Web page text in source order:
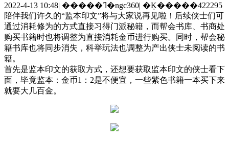
2022-4-13 10:48| �����ߣ�ngc360| �Ķ�����422295
陪伴我们许久的“监本印文”将与大家说再见啦！后续侠士们可
通过消耗修为的方式直接习得门派秘籍，而帮会书库、书商处
购买书籍时也将调整为直接消耗金币进行购买。同时，帮会秘
籍书库也将同步消失，科举玩法也调整为产出侠士未阅读的书
籍。
首先是监本印文的获取方式，还想要获取监本印文的侠士看下
面，毕竟监本：金币1：2是不便宜，一些紫色书籍一本买下来
就要大几百金。